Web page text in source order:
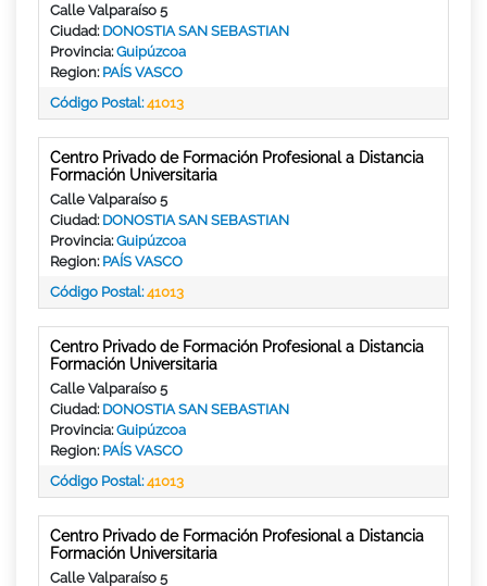
Calle Valparaíso 5
Ciudad: DONOSTIA SAN SEBASTIAN
Provincia:Guipúzcoa
Region: PAÍS VASCO
Código Postal:41013
Centro Privado de Formación Profesional a Distancia
Formación Universitaria
Calle Valparaíso 5
Ciudad: DONOSTIA SAN SEBASTIAN
Provincia:Guipúzcoa
Region: PAÍS VASCO
Código Postal:41013
Centro Privado de Formación Profesional a Distancia
Formación Universitaria
Calle Valparaíso 5
Ciudad: DONOSTIA SAN SEBASTIAN
Provincia:Guipúzcoa
Region: PAÍS VASCO
Código Postal:41013
Centro Privado de Formación Profesional a Distancia
Formación Universitaria
Calle Valparaíso 5